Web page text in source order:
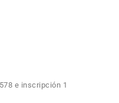
e inscripción 1